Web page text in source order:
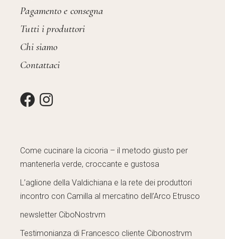
Pagamento e consegna
Tutti i produttori
Chi siamo
Contattaci
Come cucinare la cicoria – il metodo giusto per
mantenerla verde, croccante e gustosa
L’aglione della Valdichiana e la rete dei produttori
incontro con Camilla al mercatino dell’Arco Etrusco
newsletter CiboNostrvm
Testimonianza di Francesco cliente Cibonostrvm